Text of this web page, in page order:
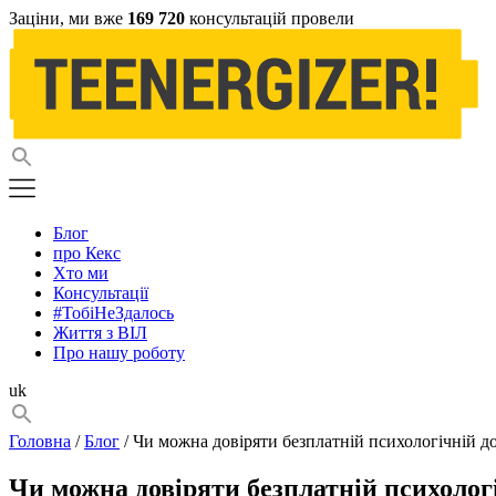
Заціни, ми вже 169 720 консультацій провели
Блог
про Кекс
Хто ми
Консультації
#ТобіНеЗдалось
Життя з ВІЛ
Про нашу роботу
uk
Головна /Блог / Чи можна довіряти безплатній психологічній
Чи можна довіряти безплатній